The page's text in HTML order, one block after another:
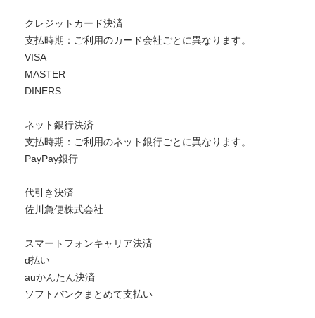
クレジットカード決済
支払時期：ご利用のカード会社ごとに異なります。
VISA
MASTER
DINERS
ネット銀行決済
支払時期：ご利用のネット銀行ごとに異なります。
PayPay銀行
代引き決済
佐川急便株式会社
スマートフォンキャリア決済
d払い
auかんたん決済
ソフトバンクまとめて支払い